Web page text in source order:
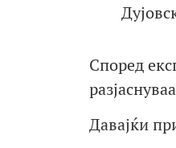
Според
Давајќи